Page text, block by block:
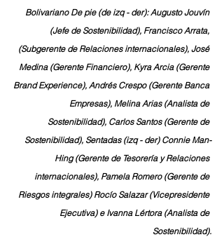
Bolivariano De pie (de izq - der): Augusto Jouvín
(Jefe de Sostenibilidad), Francisco Arrata,
(Subgerente de Relaciones internacionales), José
Medina (Gerente Financiero), Kyra Arcia (Gerente
Brand Experience), Andrés Crespo (Gerente Banca
Empresas), Melina Arias (Analista de
Sostenibilidad), Carlos Santos (Gerente de
Sostenibilidad), Sentadas (izq - der) Connie Man-
Hing (Gerente de Tesorería y Relaciones
internacionales), Pamela Romero (Gerente de
Riesgos integrales) Rocío Salazar (Vicepresidente
Ejecutiva) e Ivanna Lértora (Analista de
Sostenibilidad).